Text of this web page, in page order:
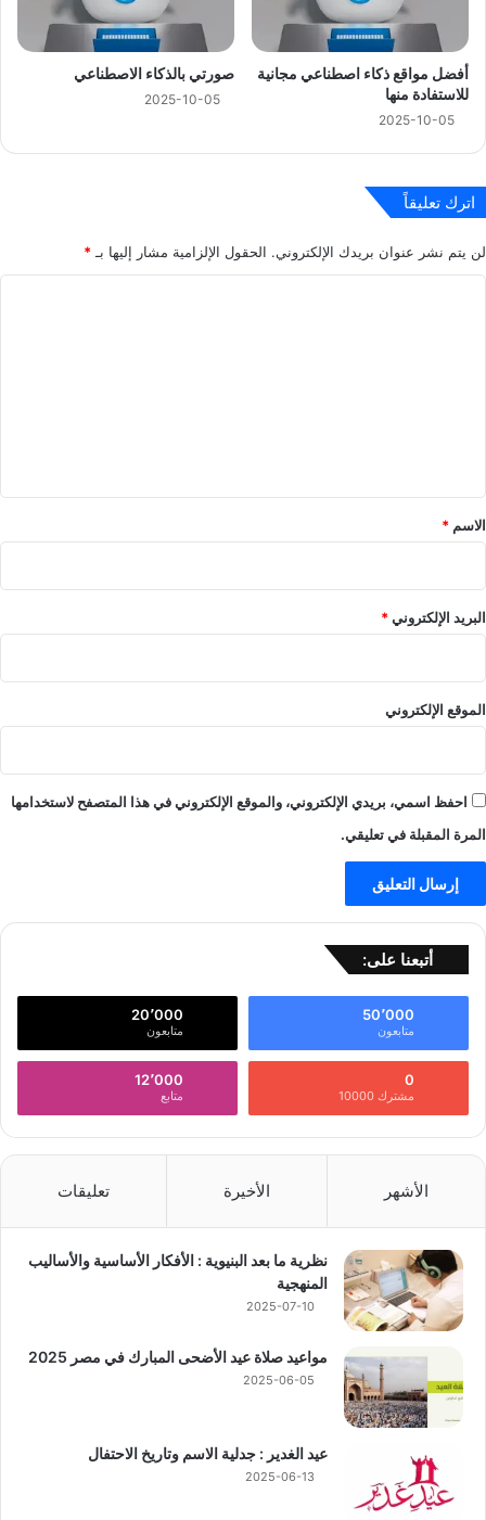
أفضل مواقع ذكاء اصطناعي مجانية
للاستفادة منها
2025-10-05
صورتي بالذكاء الاصطناعي
2025-10-05
اترك تعليقاً
لن يتم نشر عنوان بريدك الإلكتروني. الحقول الإلزامية مشار إليها بـ*
*
الاسم *
البريد الإلكتروني*
الموقع الإلكتروني
احفظ اسمي، بريدي الإلكتروني، والموقع الإلكتروني في هذا المتصفح لاستخدامها
المرة المقبلة في تعليقي.
أتبعنا على:
50٬000
متابعون
20٬000
متابعون
0
مشترك 10000
12٬000
متابع
الأشهر الأخيرة تعليقات
نظرية ما بعد البنيوية : الأفكار الأساسية والأساليب
المنهجية
2025-07-10
مواعيد صلاة عيد الأضحى المبارك في مصر 2025
2025-06-05
عيد الغدير : جدلية الاسم وتاريخ الاحتفال
2025-06-13